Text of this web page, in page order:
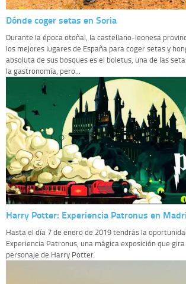
Dónde coger setas en Soria
Durante la época otoñal, la castellano-leonesa
los mejores lugares de España para coger setas y
absoluta de sus bosques es el boletus, una de las
la gastronomía, pero...
Harry Potter: Experiencia Patronus en
Hasta el día 7 de enero de 2019 tendrás la
Experiencia Patronus, una mágica exposición que
personaje de Harry Potter.